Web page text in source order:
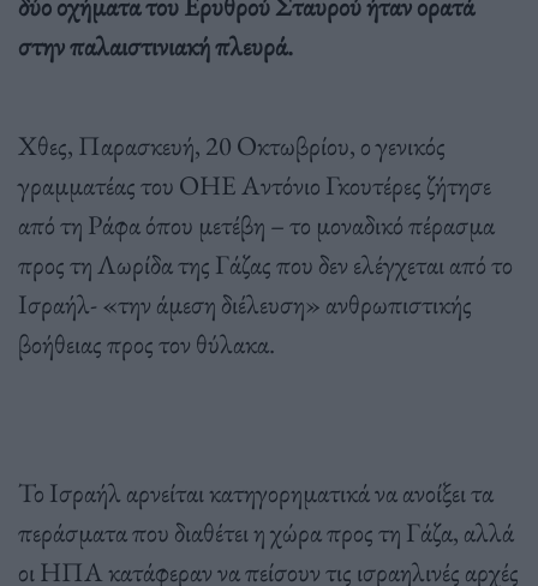
στην παλαιστινιακή πλευρά.
Χθες, Παρασκευή, 20 Οκτωβρίου, ο γενικός
γραμματέας του ΟΗΕ Αντόνιο Γκουτέρες ζήτησε
από τη Ράφα όπου μετέβη – το μοναδικό πέρασμα
προς τη Λωρίδα της Γάζας που δεν ελέγχεται από το
Ισραήλ- «την άμεση διέλευση» ανθρωπιστικής
βοήθειας προς τον θύλακα.
Το Ισραήλ αρνείται κατηγορηματικά να ανοίξει τα
περάσματα που διαθέτει η χώρα προς τη Γάζα, αλλά
οι ΗΠΑ κατάφεραν να πείσουν τις ισραηλινές αρχές